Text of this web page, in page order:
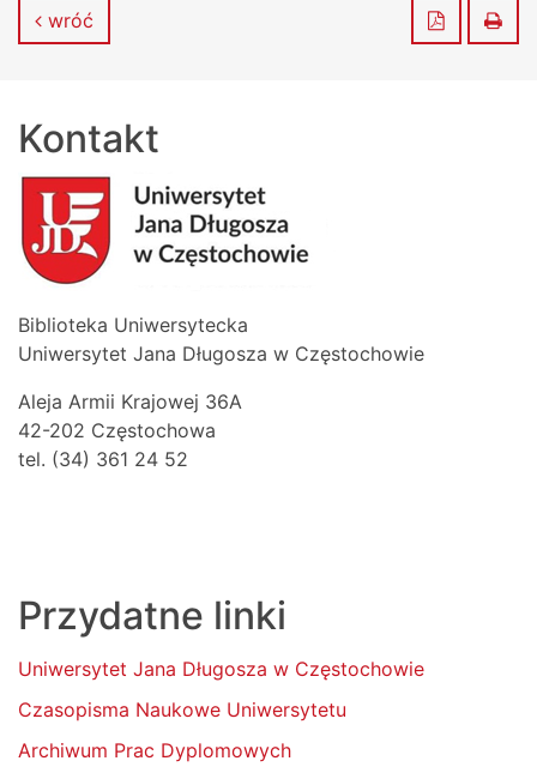
wróć Zapisz do
Kontakt
Biblioteka Uniwersytecka
Uniwersytet Jana Długosza w Częstochowie
Aleja Armii Krajowej 36A
42-202 Częstochowa
tel. (34) 361 24 52
Przydatne linki
Uniwersytet Jana Długosza w Częstochowie
Czasopisma Naukowe Uniwersytetu
Archiwum Prac Dyplomowych